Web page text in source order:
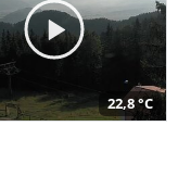
22,8 °C